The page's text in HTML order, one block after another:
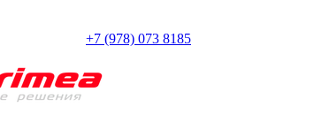
+7 (978) 073 8185